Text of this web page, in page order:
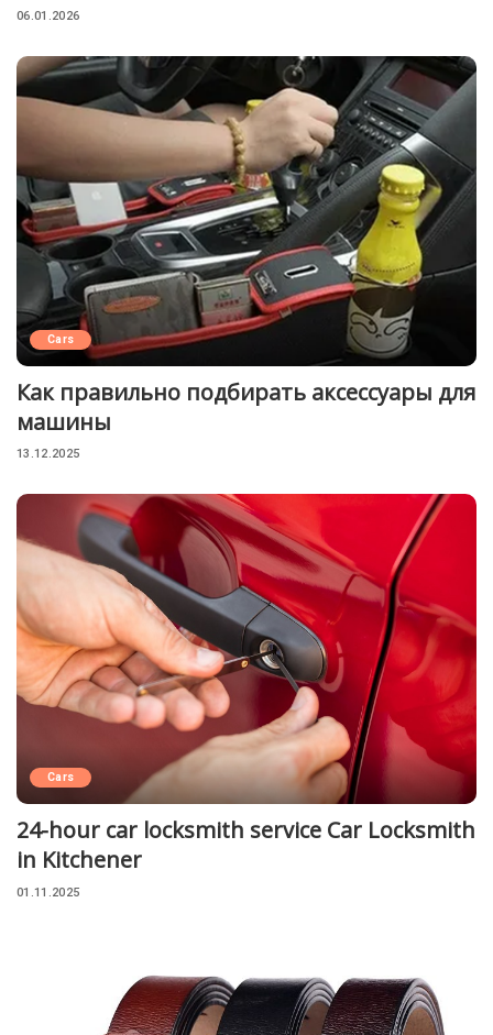
06.01.2026
Cars
Как правильно подбирать аксессуары для
машины
13.12.2025
Cars
24-hour car locksmith service Car Locksmith
in Kitchener
01.11.2025